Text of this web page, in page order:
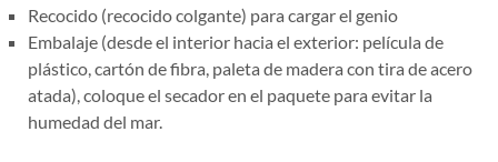
Recocido (recocido colgante) para cargar el genio
Embalaje (desde el interior hacia el exterior: película de
plástico, cartón de fibra, paleta de madera con tira de acero
atada), coloque el secador en el paquete para evitar la
humedad del mar.